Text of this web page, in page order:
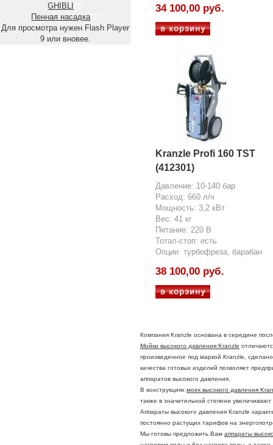
GHIBLI
Пенная насадка(1)
Для просмотра нужен Flash Player
9 или вновее.
34 100,00 руб.
Kranzle Profi 160 TST
(412301)
Давление: 10-140 бар
Расход: 660 л/ч
Мощность: 3,2 кВт
Вес: 41 кг
Питание: 220 В
Тотал-стоп: есть
Опции: турбофреза, барабан
38 100,00 руб.
Компания Kranzle основана в середине
Мойки высокого давления Kranzle
произведенное под маркой Kranzle,
качества готовых изделий позволяет
аппаратов высокого давления.
В конструкциях моек высокого давления
также в значительной степени
Аппараты высокого давления Kranzle
постоянно растущих тарифов на
Мы готовы предложить Вам аппараты